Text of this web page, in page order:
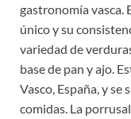
gastronomía vasca.
único y su
variedad de
base de pan y ajo.
Vasco, España, y
comidas. La